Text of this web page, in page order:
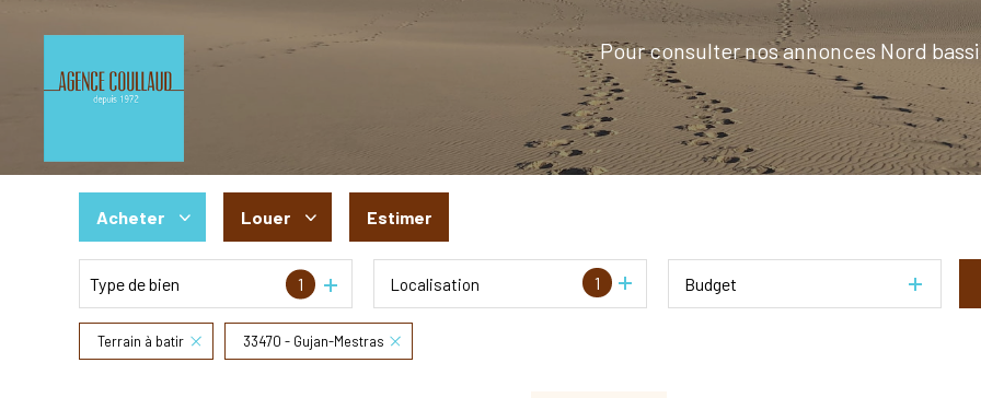
Pour consulter nos annonces Nord
Acheter
De l'ancien
De l'immo pro
Louer
à l'année
De l'immo pro
Estimer
Type de bien 1 1
Localisation Budget
Terrain à batir 33470 - Gujan-Mestras